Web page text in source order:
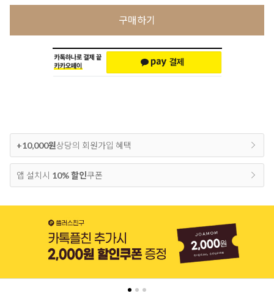
구매하기
+10,000원상당의 회원가입 혜택
앱 설치시 10% 할인쿠폰